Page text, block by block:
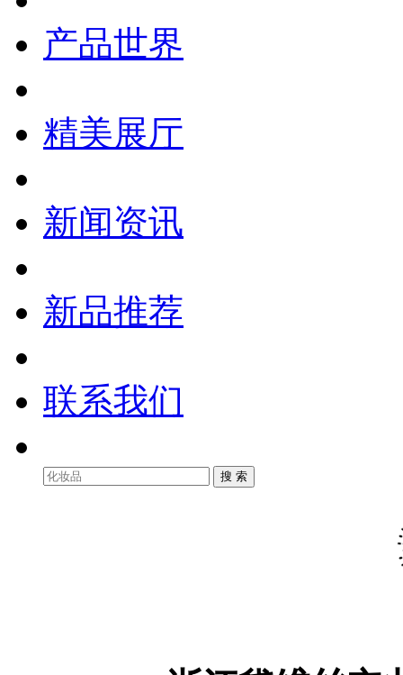
产品世界
精美展厅
新闻资讯
新品推荐
联系我们